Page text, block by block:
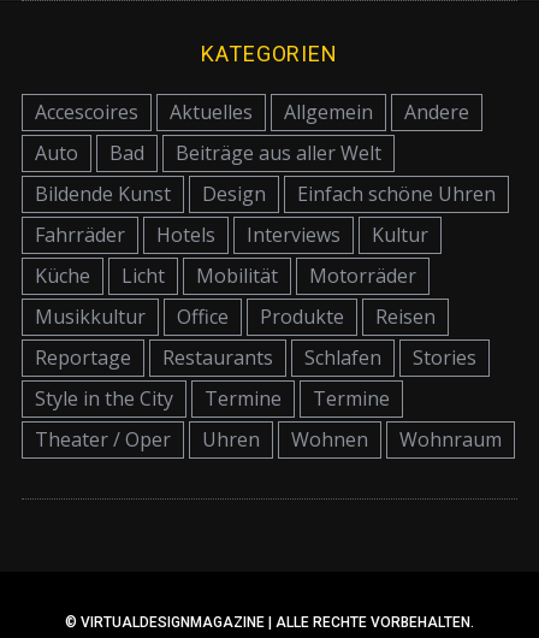
KATEGORIEN
Accescoires Aktuelles Allgemein
Andere
Auto
Bad
Beiträge aus aller Welt
Bildende Kunst
Design
Einfach schöne Uhren
Fahrräder
Hotels Interviews
Kultur
Küche
Licht Mobilität
Motorräder
Musikkultur
Office Produkte
Reisen
Reportage
Restaurants Schlafen
Stories
Style in the City
Termine
Termine
Theater / Oper
Uhren Wohnen Wohnraum
© VIRTUALDESIGNMAGAZINE | ALLE RECHTE VORBEHALTEN.